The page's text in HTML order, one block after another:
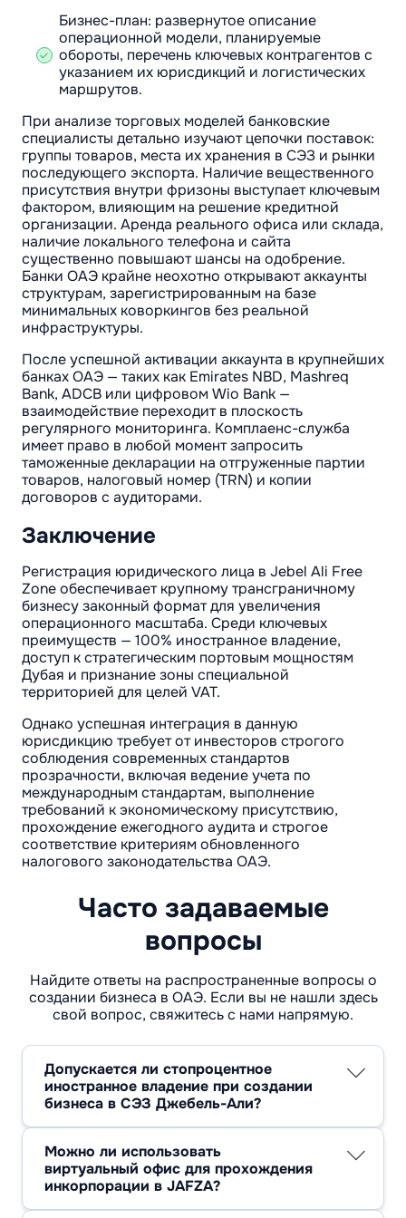
Бизнес-план: развернутое описание
операционной модели, планируемые
обороты, перечень ключевых контрагентов с
указанием их юрисдикций и логистических
маршрутов.
При анализе торговых моделей банковские
специалисты детально изучают цепочки поставок:
группы товаров, места их хранения в СЭЗ и рынки
последующего экспорта. Наличие вещественного
присутствия внутри фризоны выступает ключевым
фактором, влияющим на решение кредитной
организации. Аренда реального офиса или склада,
наличие локального телефона и сайта
существенно повышают шансы на одобрение.
Банки ОАЭ крайне неохотно открывают аккаунты
структурам, зарегистрированным на базе
минимальных коворкингов без реальной
инфраструктуры.
После успешной активации аккаунта в крупнейших
банках ОАЭ — таких как Emirates NBD, Mashreq
Bank, ADCB или цифровом Wio Bank —
взаимодействие переходит в плоскость
регулярного мониторинга. Комплаенс-служба
имеет право в любой момент запросить
таможенные декларации на отгруженные партии
товаров, налоговый номер (TRN) и копии
договоров с аудиторами.
Заключение
Регистрация юридического лица в Jebel Ali Free
Zone обеспечивает крупному трансграничному
бизнесу законный формат для увеличения
операционного масштаба. Среди ключевых
преимуществ — 100% иностранное владение,
доступ к стратегическим портовым мощностям
Дубая и признание зоны специальной
территорией для целей VAT.
Однако успешная интеграция в данную
юрисдикцию требует от инвесторов строгого
соблюдения современных стандартов
прозрачности, включая ведение учета по
международным стандартам, выполнение
требований к экономическому присутствию,
прохождение ежегодного аудита и строгое
соответствие критериям обновленного
налогового законодательства ОАЭ.
Часто задаваемые
вопросы
Найдите ответы на распространенные вопросы о
создании бизнеса в ОАЭ. Если вы не нашли здесь
свой вопрос, свяжитесь с нами напрямую.
Допускается ли стопроцентное
иностранное владение при создании
бизнеса в СЭЗ Джебель-Али?
контролировать акционерный капитал без
необходимости привлечения локальных
партнеров или агентов из числа граждан
ОАЭ. Прямая регистрация компании в
Можно ли использовать
виртуальный офис для прохождения
инкорпорации в JAFZA?